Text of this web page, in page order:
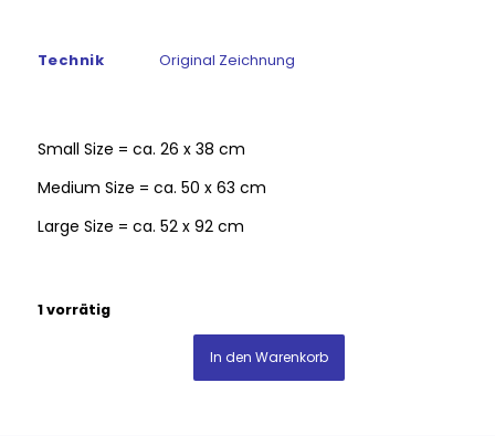
Technik Original Zeichnung
Small Size = ca. 26 x 38 cm
Medium Size = ca. 50 x 63 cm
Large Size = ca. 52 x 92 cm
1 vorrätig
In den Warenkorb